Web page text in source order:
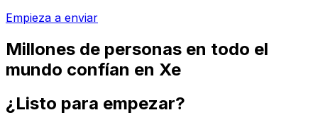
Empieza a enviar
Millones de personas en todo el
mundo confían en Xe
¿Listo para empezar?